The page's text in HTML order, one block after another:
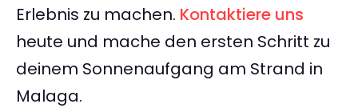
Erlebnis zu machen. Kontaktiere uns
heute und mache den ersten Schritt zu
deinem Sonnenaufgang am Strand in
Malaga.